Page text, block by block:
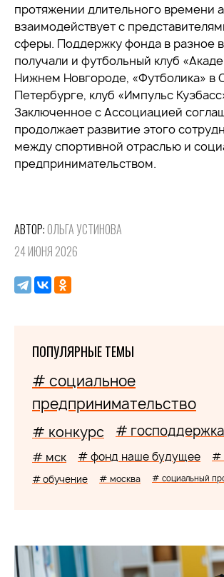
протяжении длительного времени
взаимодействует с
сферы. Поддержку фонда в разное
получали и футбольный клуб
Нижнем Новгороде, «Футболика» в
Петербурге, клуб «Импульс
Заключенное с Ассоциацией
продолжает развитие этого
между спортивной отраслью и
предпринимательством.
АВТОР: ОЛЬГА УСТИНОВА
24 ИЮНЯ 2026
ПОПУЛЯРНЫЕ ТЕМЫ
# социальное
предпринимательство
# конкурс # господдержка
# мск # фонд наше будущее #
# обучение # москва # социальный